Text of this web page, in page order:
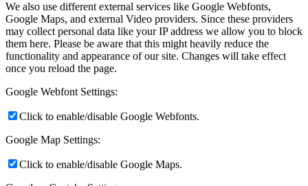
We also use different external services like Google Webfonts,
Google Maps, and external Video providers. Since these providers
may collect personal data like your IP address we allow you to block
them here. Please be aware that this might heavily reduce the
functionality and appearance of our site. Changes will take effect
once you reload the page.
Google Webfont Settings:
Click to enable/disable Google Webfonts.
Google Map Settings:
Click to enable/disable Google Maps.